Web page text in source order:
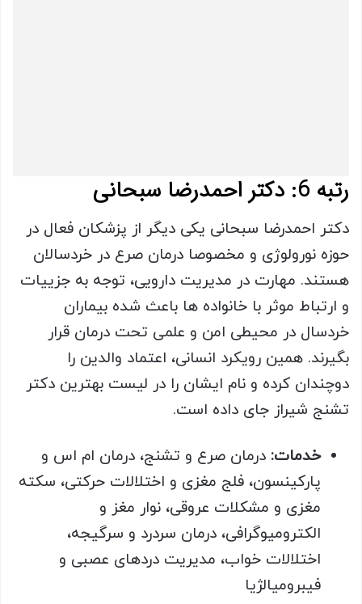
رتبه 6: دکتر احمدرضا سبحانی
دکتر احمدرضا سبحانی یکی دیگر از پزشکان فعال در
حوزه نورولوژی و مخصوصا درمان صرع در خردسالان
هستند. مهارت در مدیریت دارویی، توجه به جزییات
و ارتباط موثر با خانواده ها باعث شده بیماران
خردسال در محیطی امن و علمی تحت درمان قرار
بگیرند. همین رویکرد انسانی، اعتماد والدین را
دوچندان کرده و نام ایشان را در لیست بهترین دکتر
تشنج شیراز جای داده است.
خدمات: درمان صرع و تشنج، درمان ام اس و
پارکینسون، فلج مغزی و اختلالات حرکتی، سکته
مغزی و مشکلات عروقی، نوار مغز و
الکترومیوگرافی، درمان سردرد و سرگیجه،
اختلالات خواب، مدیریت دردهای عصبی و
فیبرومیالژیا